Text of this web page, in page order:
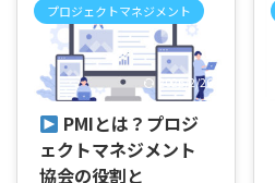
プロジェクトマネジメント
2026/2/26
PMIとは？プロジ
ェクトマネジメント
協会の役割と